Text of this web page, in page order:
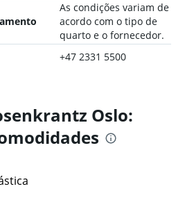
As condições variam de
acordo com o tipo de
quarto e o fornecedor.
+47 2331 5500
Oslo: